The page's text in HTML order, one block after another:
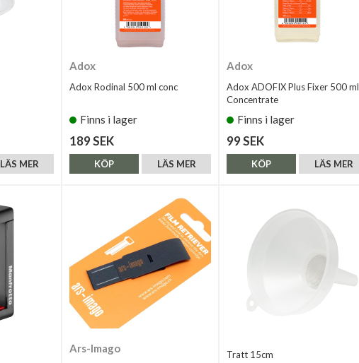
LÄS MER
Adox
Adox Rodinal 500 ml conc
Finns i lager
189 SEK
LÄS MER
KÖP
Adox
Adox ADOFIX Plus Fixer 500 ml
Concentrate
Finns i lager
99 SEK
LÄS MER
KÖP
Ars-Imago Tratt 15cm